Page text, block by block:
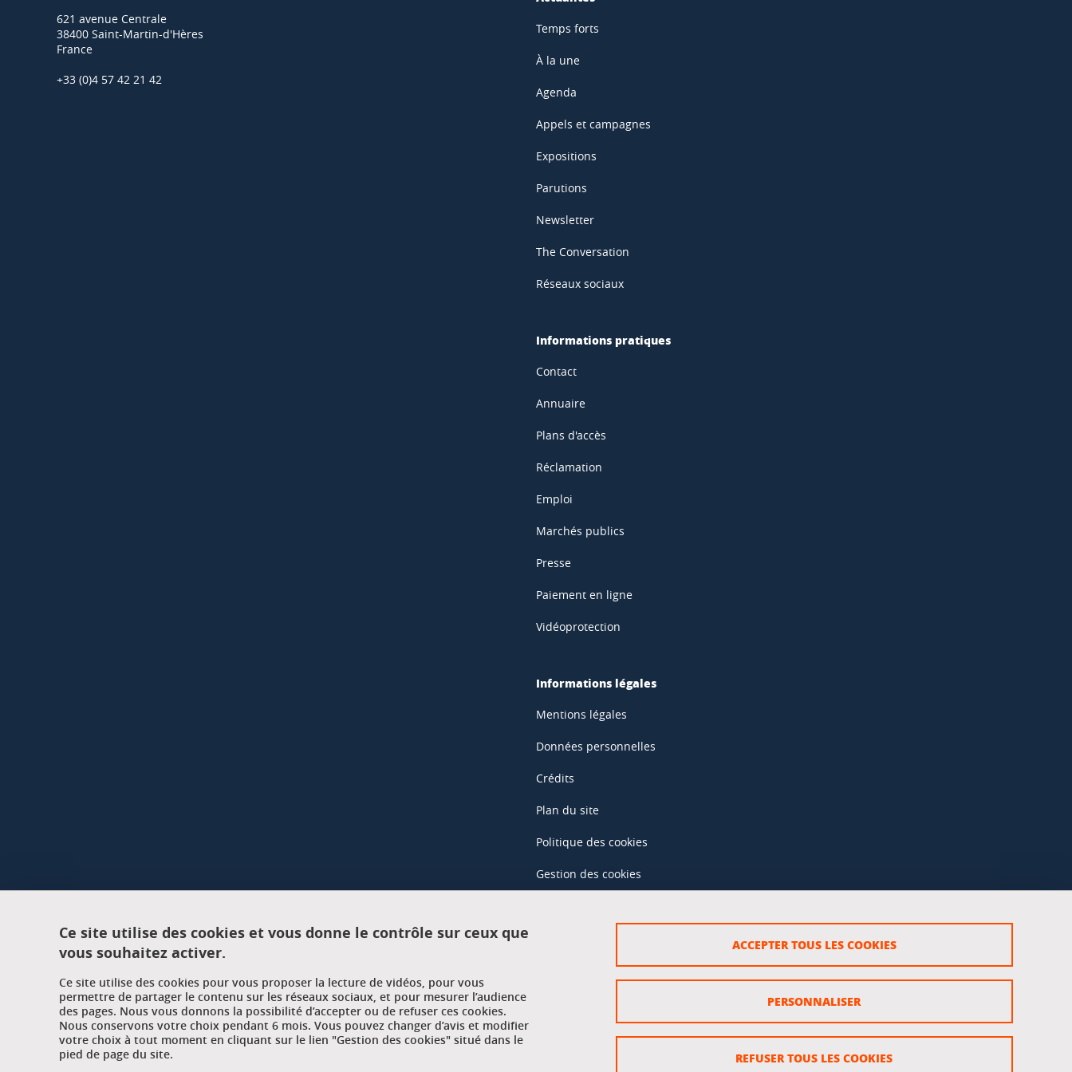
621 avenue Centrale
38400 Saint-Martin-d'Hères
France
+33 (0)4 57 42 21 42
Temps forts
À la une
Agenda
Appels et campagnes
Expositions
Parutions
Newsletter
The Conversation
Réseaux sociaux
Informations pratiques
Contact
Annuaire
Plans d'accès
Réclamation
Emploi
Marchés publics
Presse
Paiement en ligne
Vidéoprotection
Informations légales
Mentions légales
Données personnelles
Crédits
Plan du site
Politique des cookies
Gestion des cookies
Accès réservés
Ce site utilise des cookies et vous donne le contrôle sur ceux que
vous souhaitez activer.
Ce site utilise des cookies pour vous proposer la lecture de vidéos, pour vous
permettre de partager le contenu sur les réseaux sociaux, et pour mesurer l’audience
des pages. Nous vous donnons la possibilité d’accepter ou de refuser ces cookies.
Nous conservons votre choix pendant 6 mois. Vous pouvez changer d’avis et modifier
votre choix à tout moment en cliquant sur le lien "Gestion des cookies" situé dans le
pied de page du site.
ACCEPTER TOUS LES COOKIES
REFUSER TOUS LES COOKIES
PERSONNALISER